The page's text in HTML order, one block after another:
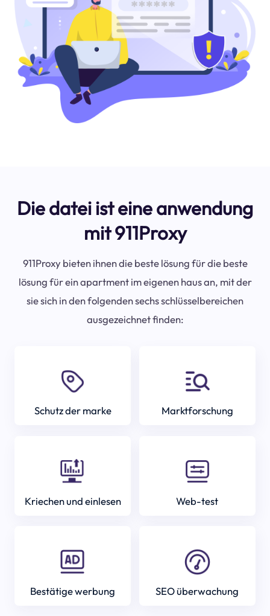
Die datei ist eine anwendung
mit 911Proxy
911Proxy bieten ihnen die beste lösung für die beste
lösung für ein apartment im eigenen haus an, mit der
sie sich in den folgenden sechs schlüsselbereichen
ausgezeichnet finden:
Schutz der marke Marktforschung
Kriechen und einlesen Web-test
Bestätige werbung SEO überwachung